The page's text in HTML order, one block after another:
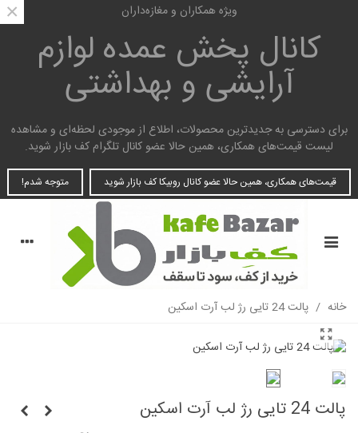
ویژه همکاران و مغازه‌داران
کانال پخش عمدهلوازم
آرایشی و بهداشتی
برای دسترسی به جدیدترین محصولات، اطلاع از موجودی لحظه‌ای و مشاهده
لیست قیمت‌های همکاری، همین حالا عضو کانال تلگرام کف بازار شوید.
قیمت‌های همکاری، همین حالا عضو کانال روبیکا کف بازار شوید متوجه شدم!
×
خانه / پالت 24 تایی رژ لب آرت اسکین
پالت 24 تایی رژ لب آرت اسکین